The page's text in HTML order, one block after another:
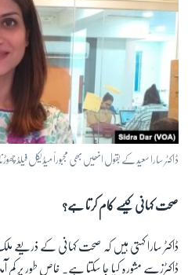
ڈاکٹر سارا سعید کے بقول انھیں بھی مجبوراً میڈیکل فیلڈ
صحت کہانی کیسے کام کرتا ہے؟
ڈاکٹر سارا کہتی ہیں کہ صحت کہانی کے
ڈاکٹرزسے مشورہ کیا جا سکتا ہے۔ خاص طور پر کم